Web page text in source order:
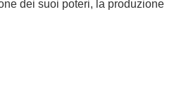
dei suoi poteri, la produzione